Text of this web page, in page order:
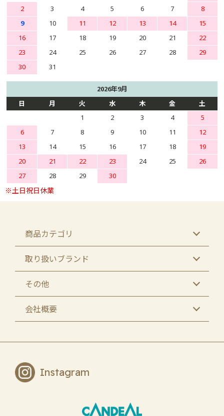
2
3 4 5 6 7
8
9
10 11 12 13 14
15
16
17 18 19 20 21
22
23
24 25 26 27 28
29
30
31
2026年9月
日
月 火 水 木 金
土
1
2 3 4
5
6
7 8 9 10 11
12
13
14 15 16 17 18
19
20
21 22 23 24 25
26
27
28 29 30
商品カテゴリ
取り扱いブランド
その他
会社概要
Instagram